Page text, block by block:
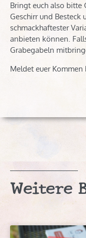
Bringt euch also bitte
Geschirr und Besteck
schmackhaftester
anbieten können.
Grabegabeln
Meldet euer
Weitere